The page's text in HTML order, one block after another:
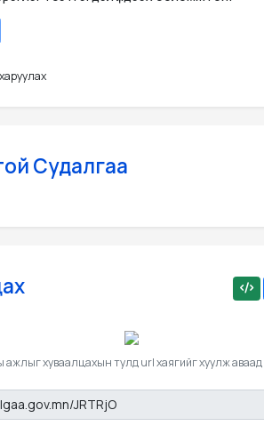
Судалгаа
хуваалцахын тулд url хаягийг хуулж аваад